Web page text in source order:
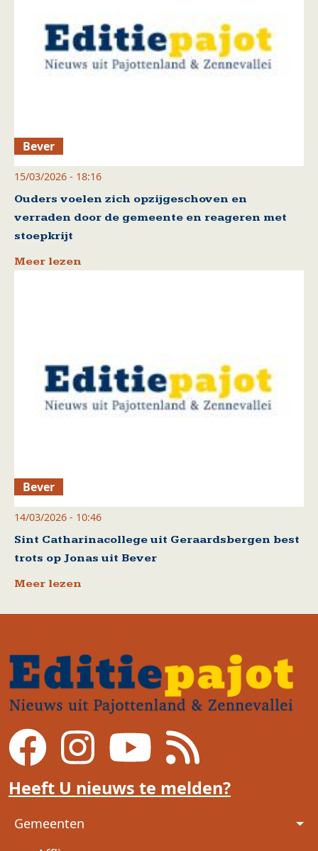
Bever
15/03/2026 - 18:16
Ouders voelen zich opzijgeschoven en
verraden door de gemeente en reageren met
stoepkrijt
Meer lezen
Bever
14/03/2026 - 10:46
Sint Catharinacollege uit Geraardsbergen best
trots op Jonas uit Bever
Meer lezen
Heeft U nieuws te melden?
Voet
Gemeenten